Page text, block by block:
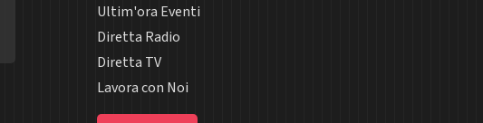
Ultim'ora Eventi
Diretta Radio
Diretta TV
Lavora con Noi